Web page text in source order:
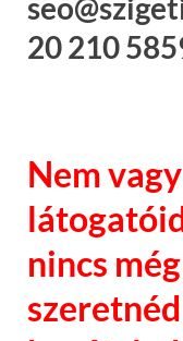
20 210
Nem
nincs